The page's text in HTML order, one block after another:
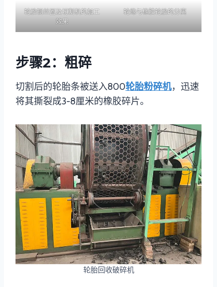
轮胎钢丝圈及切割机的加工
效果
轮缘与橡胶轮胎的分离
步骤2：粗碎
切割后的轮胎条被送入800轮胎粉碎机，迅速
将其撕裂成3-8厘米的橡胶碎片。
轮胎回收破碎机